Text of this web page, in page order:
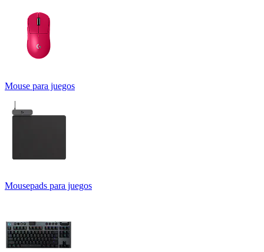
Mouse para juegos
Mousepads para juegos